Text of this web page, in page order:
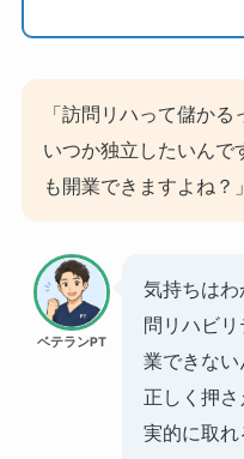
「訪問リハって儲かる
いつか独立したいんで
も開業できますよね？」
ベテランPT
気持ちは
問リハビ
業できな
正しく押
実的に取